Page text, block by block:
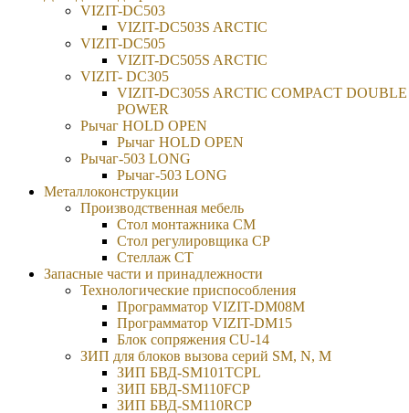
VIZIT-DC503
VIZIT-DC503S ARCTIC
VIZIT-DC505
VIZIT-DC505S ARCTIC
VIZIT- DC305
VIZIT-DC305S ARCTIC COMPACT DOUBLE
POWER
Рычаг HOLD OPEN
Рычаг HOLD OPEN
Рычаг-503 LONG
Рычаг-503 LONG
Металлоконструкции
Производственная мебель
Стол монтажника СМ
Стол регулировщика СР
Стеллаж СТ
Запасные части и принадлежности
Технологические приспособления
Программатор VIZIT-DM08M
Программатор VIZIT-DM15
Блок сопряжения CU-14
ЗИП для блоков вызова серий SM, N, M
ЗИП БВД-SM101TCPL
ЗИП БВД-SM110FCP
ЗИП БВД-SM110RCP